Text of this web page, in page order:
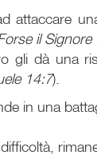
attaccare
il
gli dà una
14:7).
in una